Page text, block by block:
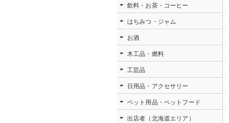
飲料・お茶・コーヒー
はちみつ・ジャム
お酒
木工品・燃料
工芸品
日用品・アクセサリー
ペット用品・ペットフード
出店者（北海道エリア）